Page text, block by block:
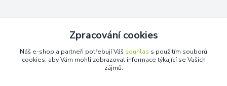
+420 725 889 873
(Po-Ne, 9-18 hod.)
Zpracování cookies
Náš e-shop a partneři potřebují Váš souhlas s použitím souborů
cookies, aby Vám mohli zobrazovat informace týkající se Vašich
zájmů.